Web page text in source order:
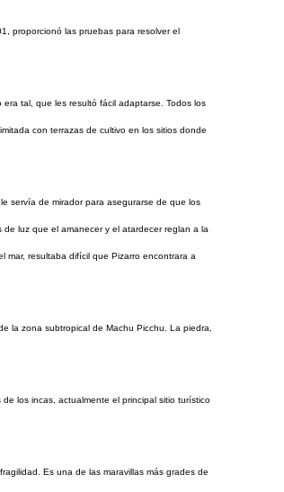
proporcionó las pruebas para resolver el
tal, que les resultó fácil adaptarse. Todos los
con terrazas de cultivo en los sitios donde
servía de mirador para asegurarse de que los
luz que el amanecer y el atardecer reglan a la
mar, resultaba difícil que Pizarro encontrara a
la zona subtropical de Machu Picchu. La piedra,
los incas, actualmente el principal sitio turístico
Es una de las maravillas más grades de